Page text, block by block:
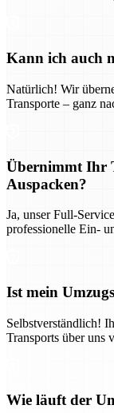
Kann ich auch
Natürlich! Wir
Transporte – ganz
Übernimmt Ihr
Auspacken?
Ja, unser Full-
professionelle Ein-
Ist mein
Selbstverständlich!
Transports über uns
Wie läuft der